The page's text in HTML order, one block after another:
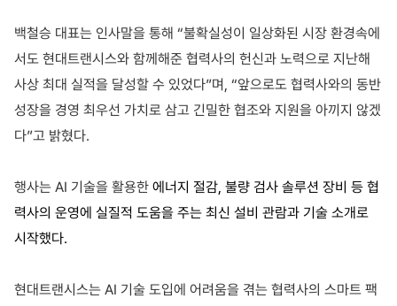
백철승 대표는 인사말을 통해 “불확실성이 일상화된 시장 환경속에
서도 현대트랜시스와 함께해준 협력사의 헌신과 노력으로 지난해
사상 최대 실적을 달성할 수 있었다”며, “앞으로도 협력사와의 동반
성장을 경영 최우선 가치로 삼고 긴밀한 협조와 지원을 아끼지 않겠
다”고 밝혔다.
행사는 AI 기술을 활용한 에너지 절감, 불량 검사 솔루션 장비 등 협
력사의 운영에 실질적 도움을 주는 최신 설비 관람과 기술 소개로
시작했다.
현대트랜시스는 AI 기술 도입에 어려움을 겪는 협력사의 스마트 팩